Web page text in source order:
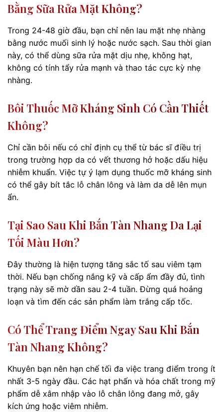
Bằng Sữa Rửa Mặt Không?
Trong 24-48 giờ đầu, bạn chỉ nên lau mặt nhẹ nhàng
bằng nước muối sinh lý hoặc nước sạch. Sau thời gian
này, có thể dùng sữa rửa mặt dịu nhẹ, không hạt,
không có tính tẩy rửa mạnh và thao tác cực kỳ nhẹ
nhàng.
Bôi Thuốc Mỡ Kháng Sinh Có Cần Thiết
Không?
Chỉ cần bôi nếu có chỉ định cụ thể từ bác sĩ điều trị
trong trường hợp da có vết thương hở hoặc dấu hiệu
nhiễm khuẩn. Việc tự ý lạm dụng thuốc mỡ kháng sinh
có thể gây bít tắc lỗ chân lông và làm da dễ lên mụn
ẩn.
Tại Sao Sau Khi Bắn Tàn Nhang Da Lại
Tối Màu Hơn?
Đây thường là hiện tượng tăng sắc tố sau viêm tạm
thời. Nếu bạn chống nắng kỹ và cấp ẩm đầy đủ, tình
trạng này sẽ mờ dần sau 2-4 tuần. Đừng quá hoảng
loạn và tìm đến các sản phẩm làm trắng cấp tốc.
Có Thể Trang Điểm Ngay Sau Khi Bắn
Tàn Nhang Không?
Khuyên bạn nên hạn chế tối đa việc trang điểm trong ít
nhất 3-5 ngày đầu. Các hạt phấn và hóa chất trong mỹ
phẩm dễ xâm nhập vào lỗ chân lông đang mở, gây
kích ứng hoặc viêm nhiễm.